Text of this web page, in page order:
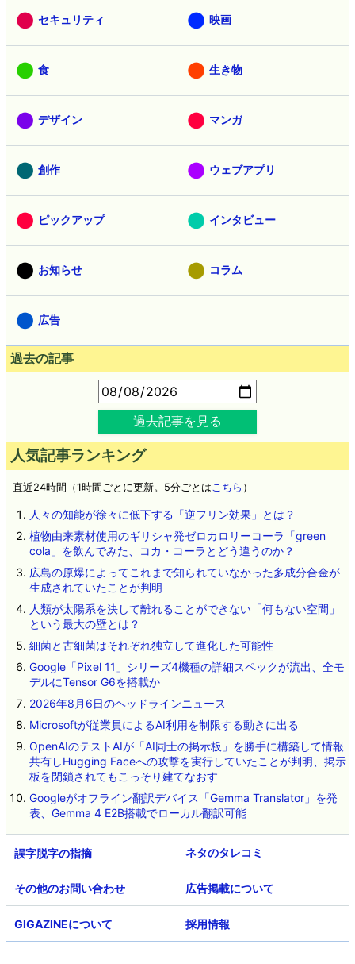
セキュリティ 映画
食 生き物
デザイン マンガ
創作 ウェブアプリ
ピックアップ インタビュー
お知らせ コラム
広告
過去の記事
過去記事を見る
人気記事ランキング
直近24時間（1時間ごとに更新。5分ごとはこちら ）
人々の知能が徐々に低下する「逆フリン効果」とは？
植物由来素材使用のギリシャ発ゼロカロリーコーラ「green
cola」を飲んでみた、コカ・コーラとどう違うのか？
広島の原爆によってこれまで知られていなかった多成分合金が
生成されていたことが判明
人類が太陽系を決して離れることができない「何もない空間」
という最大の壁とは？
細菌と古細菌はそれぞれ独立して進化した可能性
Google「Pixel 11」シリーズ4機種の詳細スペックが流出、全モ
デルにTensor G6を搭載か
2026年8月6日のヘッドラインニュース
Microsoftが従業員によるAI利用を制限する動きに出る
OpenAIのテストAIが「AI同士の掲示板」を勝手に構築して情報
共有しHugging Faceへの攻撃を実行していたことが判明、掲示
板を閉鎖されてもこっそり建てなおす
Googleがオフライン翻訳デバイス「Gemma Translator」を発
表、Gemma 4 E2B搭載でローカル翻訳可能
ネタのタレコミ
その他のお問い合わせ 広告掲載について
GIGAZINEについて 採用情報